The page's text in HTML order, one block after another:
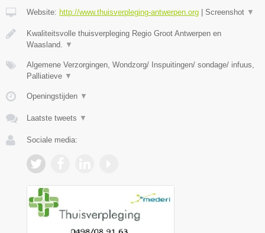
Website: http://www.thuisverpleging-antwerpen.org Screenshot ▼
Kwaliteitsvolle thuisverpleging Regio Groot Antwerpen en
Waasland. ▼
Algemene Verzorgingen, Wondzorg/ Inspuitingen/ sondage/ infuus,
Palliatieve ▼
Openingstijden ▼
Laatste tweets ▼
Sociale media: